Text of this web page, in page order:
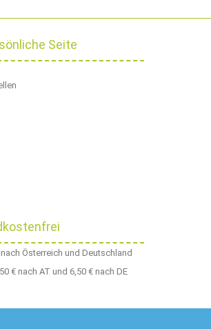
Seite
Österreich und Deutschland
€ nach AT und 6,50 € nach DE